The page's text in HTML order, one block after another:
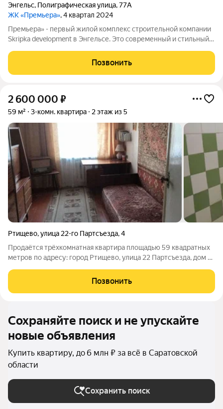
Энгельс, Полиграфическая улица,77А
ЖК «Премьера», 4 квартал 2024
Премьера» - первый жилой комплекс строительной компании
Skripka development в Энгельсе. Это современный и стильный
комфорта. «Премьера». Вы - в самом центре событий! Детские
сады, школа,
Позвонить
2 600 000 ₽
59 м² 3-комн. квартира 2 этаж из 5
Ртищево,улица 22-го Партсъезда,4
Продаётся трёхкомнатная квартира площадью 59 квадратных
метров по адресу: город Ртищево, улица 22 Партсъезда, дом 4.
кирпичного дома, построенного в 1967 году. жилая зона
занимает 42 кв м за с выходом
Позвонить
Сохраняйте поиск и не упускайте
новые объявления
Купить квартиру, до 6 млн ₽ за всё в Саратовской
области
Сохранить поиск